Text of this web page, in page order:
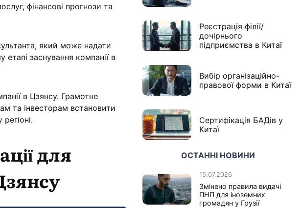
фінансові прогнози та
який може надати
заснування компанії в
в Цзянсу. Грамотне
та інвесторам встановити
для
Реєстрація філії/
дочірнього
підприємства в Китаї
Вибір організаційно-
правової форми в Китаї
Сертифікація БАДів у
Китаї
ОСТАННІ НОВИНИ
15.07.2026
Змінено правила видачі
ПНП для іноземних
громадян у Грузії